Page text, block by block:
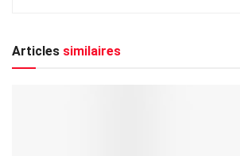
Articles similaires